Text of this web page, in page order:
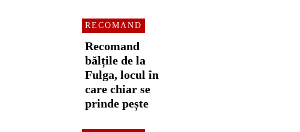
RECOMAND
Recomand
bălțile de la
Fulga, locul în
care chiar se
prinde pește